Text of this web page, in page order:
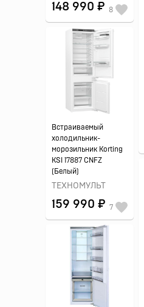
148 990 ₽ 8
Встраиваемый
холодильник-
морозильник Korting
KSI 17887 CNFZ
(Белый)
ТЕХНОМУЛЬТ
159 990 ₽ 7